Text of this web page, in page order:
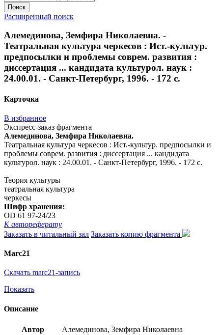
Поиск
Расширенный поиск
Алемединова, Земфира Николаевна. -
Театральная культура черкесов : Ист.-культур.
предпосылки и проблемы соврем. развития :
диссертация ... кандидата культурол. наук :
24.00.01. - Санкт-Петербург, 1996. - 172 с.
Карточка
В избранное
Экспресс-заказ фрагмента
Алемединова, Земфира Николаевна.
Театральная культура черкесов : Ист.-культур. предпосылки и
проблемы соврем. развития : диссертация ... кандидата
культурол. наук : 24.00.01. - Санкт-Петербург, 1996. - 172 с.
Теория культуры
театральная культура
черкесы
Шифр хранения:
OD 61 97-24/23
К автореферату
Заказать в читальный зал Заказать копию фрагмента
Marc21
Скачать marc21-запись
Показать
Описание
Автор Алемединова, Земфира Николаевна